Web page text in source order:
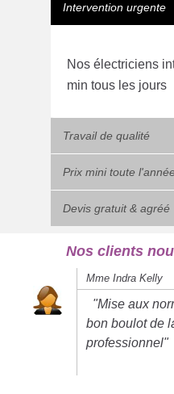
Intervention urgente
Nos électriciens
min tous les jours
Travail de qualité
Prix mini toute
Devis gratuit & agréé
Nos clients
Mme Indra Kelly
"Mise aux
bon boulot de
professionnel"